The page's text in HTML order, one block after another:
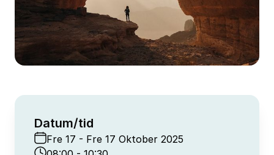
Datum/tid
Fre 17 - Fre 17 Oktober 2025